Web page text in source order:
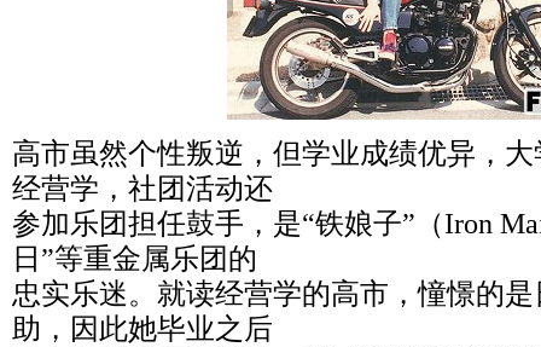
高市虽然个性叛逆，但学业成绩优异，
经营学，社团活动还
参加乐团担任鼓手，是“铁娘子”（Iron
日”等重金属乐团的
忠实乐迷。就读经营学的高市，憧憬的
助，因此她毕业之后